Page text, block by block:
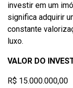
investir em um
significa adquirir
constante
luxo.
VALOR DO
R$ 15.000.000,00